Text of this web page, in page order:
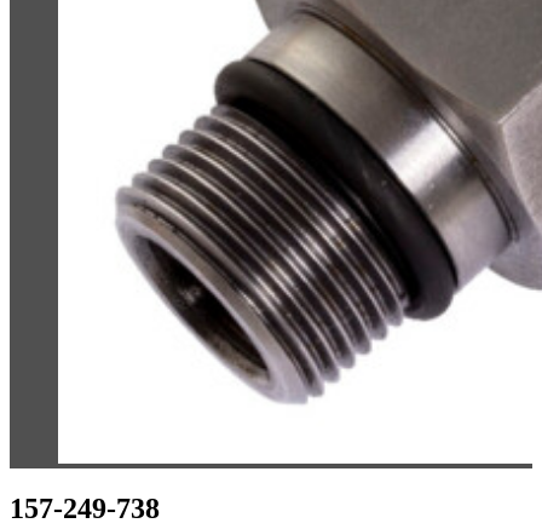
157-249-738